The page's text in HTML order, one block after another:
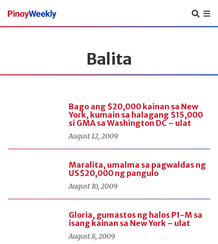
Pinoy
Weekly
Balita
Bago ang $20,000 kainan sa New
York, kumain sa halagang $15,000
si GMA sa Washington DC – ulat
August 12, 2009
Maralita, umalma sa pagwaldas ng
US$20,000 ng pangulo
August 10, 2009
Gloria, gumastos ng halos P1-M sa
isang kainan sa New York – ulat
August 8, 2009